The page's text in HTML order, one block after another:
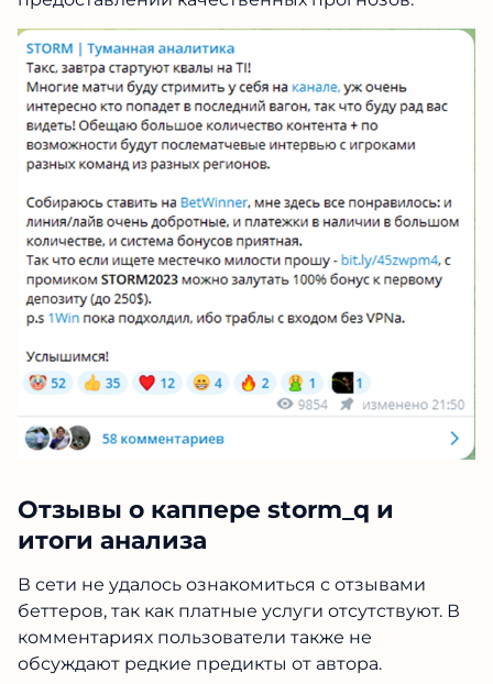
Отзывы о каппере storm_q и
итоги анализа
В сети не удалось ознакомиться с отзывами
беттеров, так как платные услуги отсутствуют. В
комментариях пользователи также не
обсуждают редкие предикты от автора.